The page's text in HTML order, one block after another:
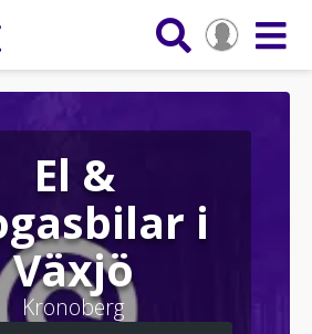
El &
i
Växjö
Kronoberg